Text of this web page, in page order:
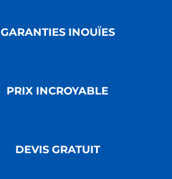
GARANTIES INOUÏES
PRIX INCROYABLE
DEVIS GRATUIT